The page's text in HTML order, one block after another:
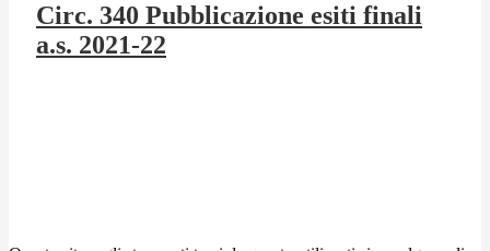
Circ. 340 Pubblicazione esiti finali
a.s. 2021-22